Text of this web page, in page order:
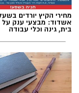
תגים:מ.ס אשדוד, מחירי הקיץ יורדים
אשדוד: מבצעי ענק על
בית, גינה וכלי עבודה